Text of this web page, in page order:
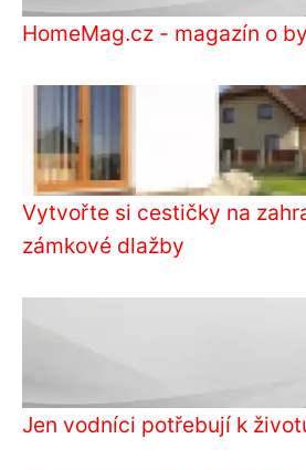
HomeMag.cz - magazín o
Vytvořte si cestičky na
zámkové dlažby
Jen vodníci potřebují k